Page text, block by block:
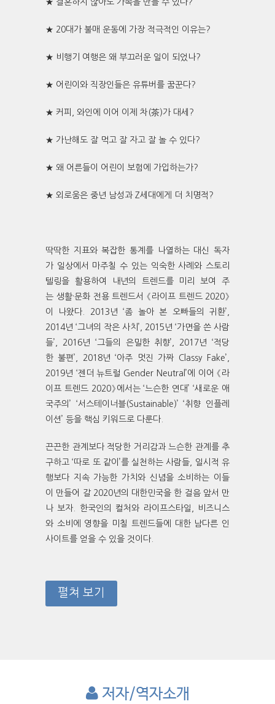
★ 결혼하지 않아도 가족을 만들 수 있다?
★ 20대가 불매 운동에 가장 적극적인 이유는?
★ 비행기 여행은 왜 부끄러운 일이 되었나?
★ 어린이와 직장인들은 유튜버를 꿈꾼다?
★ 커피, 와인에 이어 이제 차(茶)가 대세?
★ 가난해도 잘 먹고 잘 자고 잘 놀 수 있다?
★ 왜 어른들이 어린이 보험에 가입하는가?
★ 외로움은 중년 남성과 Z세대에게 더 치명적?
딱딱한 지표와 복잡한 통계를 나열하는 대신 독자
가 일상에서 마주칠 수 있는 익숙한 사례와 스토리
텔링을 활용하여 내년의 트렌드를 미리 보여 주
는 생활·문화 전용 트렌드서 《라이프 트렌드 2020》
이 나왔다. 2013년 ‘좀 놀아 본 오빠들의 귀환’,
2014년 ‘그녀의 작은 사치’, 2015년 ‘가면을 쓴 사람
들’, 2016년 ‘그들의 은밀한 취향’, 2017년 ‘적당
한 불편’, 2018년 ‘아주 멋진 가짜 Classy Fake’,
2019년 ‘젠더 뉴트럴 Gender Neutral’에 이어 《라
이프 트렌드 2020》에서는 ‘느슨한 연대’ ‘새로운 애
국주의’ ‘서스테이너블(Sustainable)’ ‘취향 인플레
이션’ 등을 핵심 키워드로 다룬다.
끈끈한 관계보다 적당한 거리감과 느슨한 관계를 추
구하고 ‘따로 또 같이’를 실천하는 사람들, 일시적 유
행보다 지속 가능한 가치와 신념을 소비하는 이들
이 만들어 갈 2020년의 대한민국을 한 걸음 앞서 만
나 보자. 한국인의 컬처와 라이프스타일, 비즈니스
와 소비에 영향을 미칠 트렌드들에 대한 남다른 인
사이트를 얻을 수 있을 것이다.
펼쳐 보기
저자/역자소개